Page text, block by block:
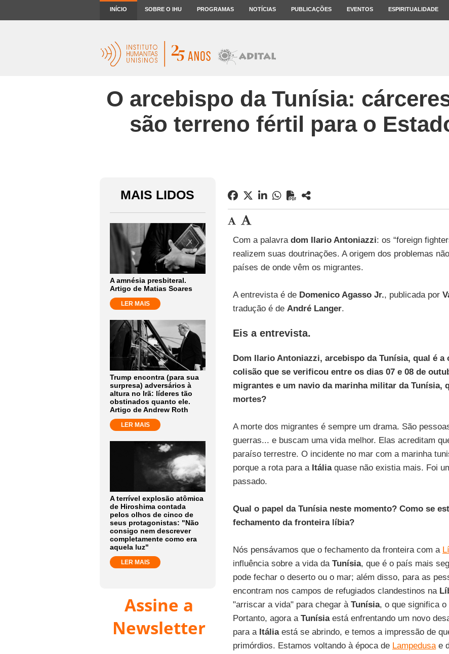
INÍCIO SOBRE O IHU PROGRAMAS NOTÍCIAS PUBLICAÇÕES EVENTOS ESPIRITUALIDADE
O arcebispo da Tunísia:
são terreno fértil para o
MAIS LIDOS
A amnésia presbiteral.
Artigo de Matias Soares
LER MAIS
Trump encontra (para sua
surpresa) adversários à
altura no Irã: líderes tão
obstinados quanto ele.
Artigo de Andrew Roth
LER MAIS
A terrível explosão atômica
de Hiroshima contada
pelos olhos de cinco de
seus protagonistas: "Não
consigo nem descrever
completamente como era
aquela luz"
LER MAIS
Assine a
Newsletter
Com a palavra dom Ilario Antoniazzi: os “foreign
realizem suas doutrinações. A origem dos problemas
países de onde vêm os migrantes.
A entrevista é de Domenico Agasso Jr., publicada por
tradução é de André Langer.
Eis a entrevista.
Dom Ilario Antoniazzi, arcebispo da Tunísia, qual é
colisão que se verificou entre os dias 07 e 08 de
migrantes e um navio da marinha militar da Tunísia,
mortes?
A morte dos migrantes é sempre um drama. São
guerras... e buscam uma vida melhor. Elas acreditam
paraíso terrestre. O incidente no mar com a marinha
porque a rota para a Itáliaquase não existia mais. Foi
passado.
Qual o papel da Tunísia neste momento? Como se
fechamento da fronteira líbia?
Nós pensávamos que o fechamento da fronteira com a
influência sobre a vida da Tunísia, que é o país mais
pode fechar o deserto ou o mar; além disso, para as
encontram nos campos de refugiados clandestinos na
"arriscar a vida" para chegar à Tunísia, o que significa
Portanto, agora a Tunísiaestá enfrentando um novo
para a Itáliaestá se abrindo, e temos a impressão de
primórdios. Estamos voltando à época de Lampedusae